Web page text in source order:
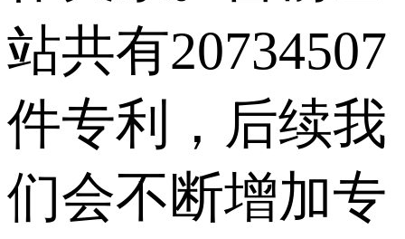
站共有20734507
件专利，后续我
们会不断增加专